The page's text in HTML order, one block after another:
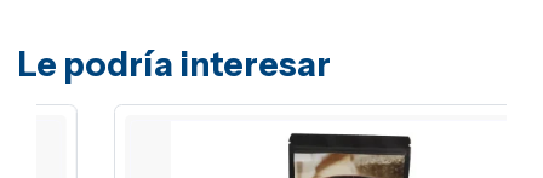
Le podría interesar